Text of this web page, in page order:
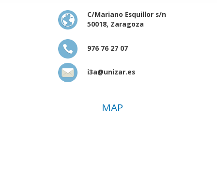
C/Mariano Esquillor s/n
50018, Zaragoza
976 76 27 07
i3a@unizar.es
MAP